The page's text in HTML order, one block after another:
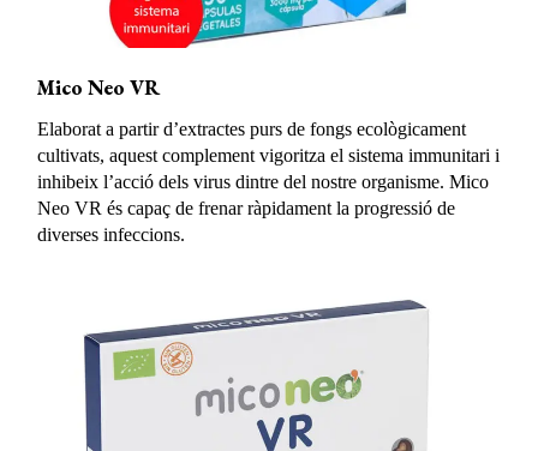
Mico Neo VR
Elaborat a partir d’extractes purs de fongs ecològicament
cultivats, aquest complement vigoritza el sistema immunitari i
inhibeix l’acció dels virus dintre del nostre organisme. Mico
Neo VR és capaç de frenar ràpidament la progressió de
diverses infeccions.